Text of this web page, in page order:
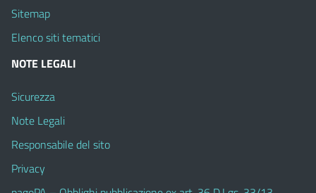
Sitemap
Elenco siti tematici
NOTE LEGALI
Sicurezza
Note Legali
Responsabile del sito
Privacy